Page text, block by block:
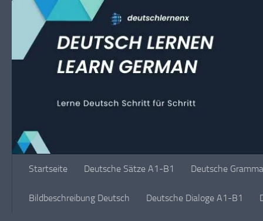
Unter dem Inhalt
Startseite Deutsche Sätze A1-B1 Deutsche
Bildbeschreibung Deutsch Deutsche Dialoge A1-B1